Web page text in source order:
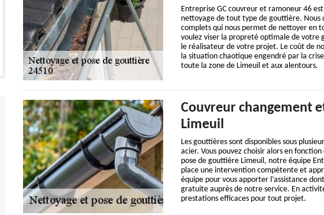
Entreprise GC couvreur et ramoneur 46
nettoyage de tout type de gouttière. Nous
complets qui nous permet de nettoyer en
voulez viser la propreté optimale de votre
le réalisateur de votre projet. Le coût de
la situation chaotique engendré par la
toute la zone de Limeuil et aux alentours.
Couvreur changement
Limeuil
Les gouttières sont disponibles sous
acier. Vous pouvez choisir alors en
pose de gouttière Limeuil, notre équipe
place une intervention compétente et
équipe pour vous apporter l’assistance
gratuite auprès de notre service. En
prestations efficaces pour tout projet.